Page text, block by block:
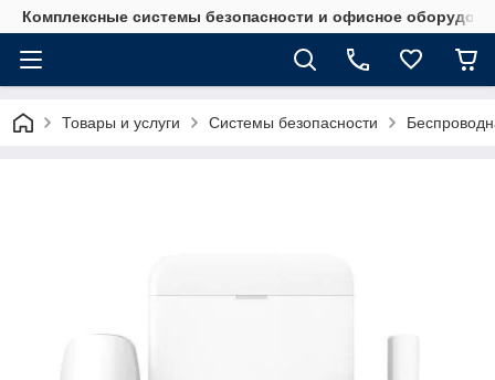
Комплексные системы безопасности и офисное
Товары и услуги Системы безопасности